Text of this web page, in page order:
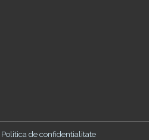
Politica de confidentialitate